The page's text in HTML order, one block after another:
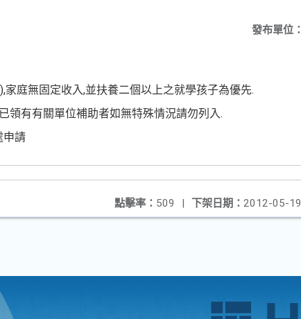
發布單位：
家庭無固定收入,並扶養二個以上之就學孩子為優先.
領有有關單位補助者如無特殊情況請勿列入.
申請
下架日期： 2012-05-19
點擊率： 509 |